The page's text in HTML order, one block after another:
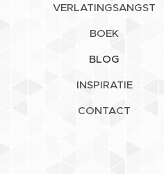
VERLATINGSANGST
BOEK
BLOG
INSPIRATIE
CONTACT